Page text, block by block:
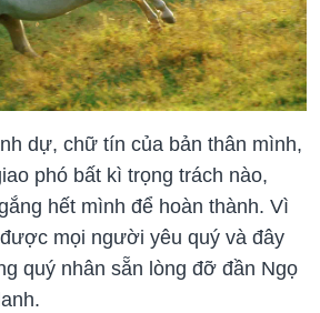
dự, chữ tín của bản thân mình,
phó bất kì trọng trách nào,
hết mình để hoàn thành. Vì
mọi người yêu quý và đây
quý nhân sẵn lòng đỡ đần Ngọ